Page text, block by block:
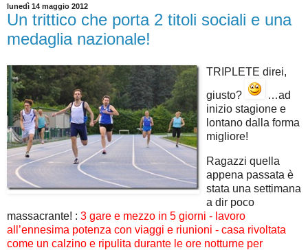
lunedì 14 maggio 2012
Un trittico che porta 2 titoli sociali e una
medaglia nazionale!
TRIPLETE direi,
giusto?
…ad
inizio stagione e
lontano dalla forma
migliore!
Ragazzi quella
appena passata è
stata una settimana
a dir poco
massacrante! : 3 gare e mezzo in 5 giorni - lavoro
all’ennesima potenza con viaggi e riunioni - casa rivoltata
come un calzino e ripulita durante le ore notturne per